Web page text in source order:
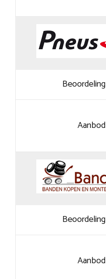
Beoordeling
Aanbod
Beoordeling
Aanbod